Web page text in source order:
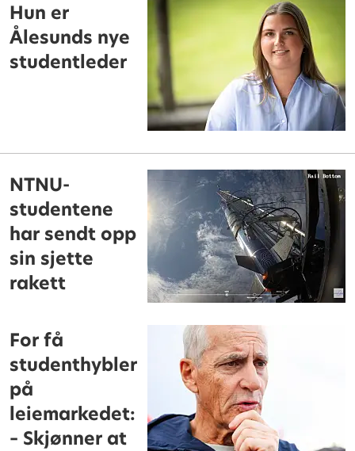
Hun er
Ålesunds nye
studentleder
NTNU-
studentene
har sendt opp
sin sjette
rakett
For få
studenthybler
på
leiemarkedet:
– Skjønner at